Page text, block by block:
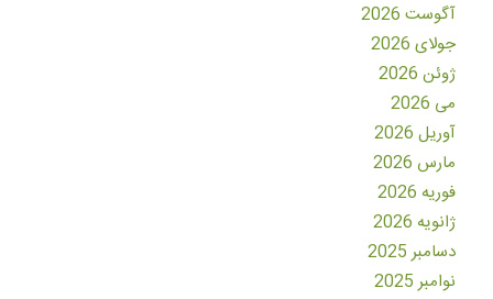
آگوست 2026
جولای 2026
ژوئن 2026
می 2026
آوریل 2026
مارس 2026
فوریه 2026
ژانویه 2026
دسامبر 2025
نوامبر 2025